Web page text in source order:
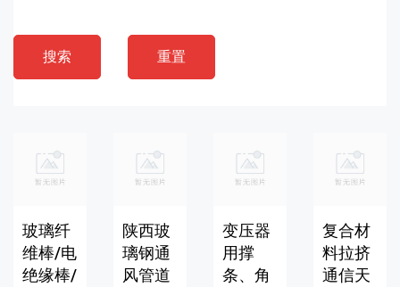
搜索 重置
玻璃纤
维棒/电
绝缘棒/
陕西玻
璃钢通
风管道
变压器
用撑
条、角
复合材
料拉挤
通信天